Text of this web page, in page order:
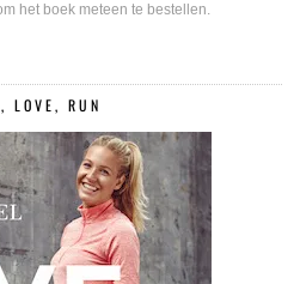
het boek meteen te bestellen.
LOVE, RUN